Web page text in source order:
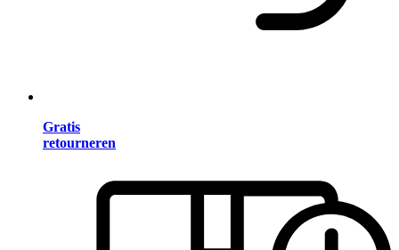
Gratis
retourneren